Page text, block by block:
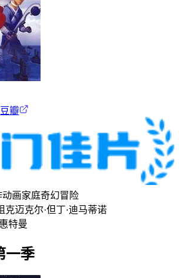
豆瓣
动画家庭奇幻冒险
克迈克尔·但丁·迪马蒂诺
特曼
一季